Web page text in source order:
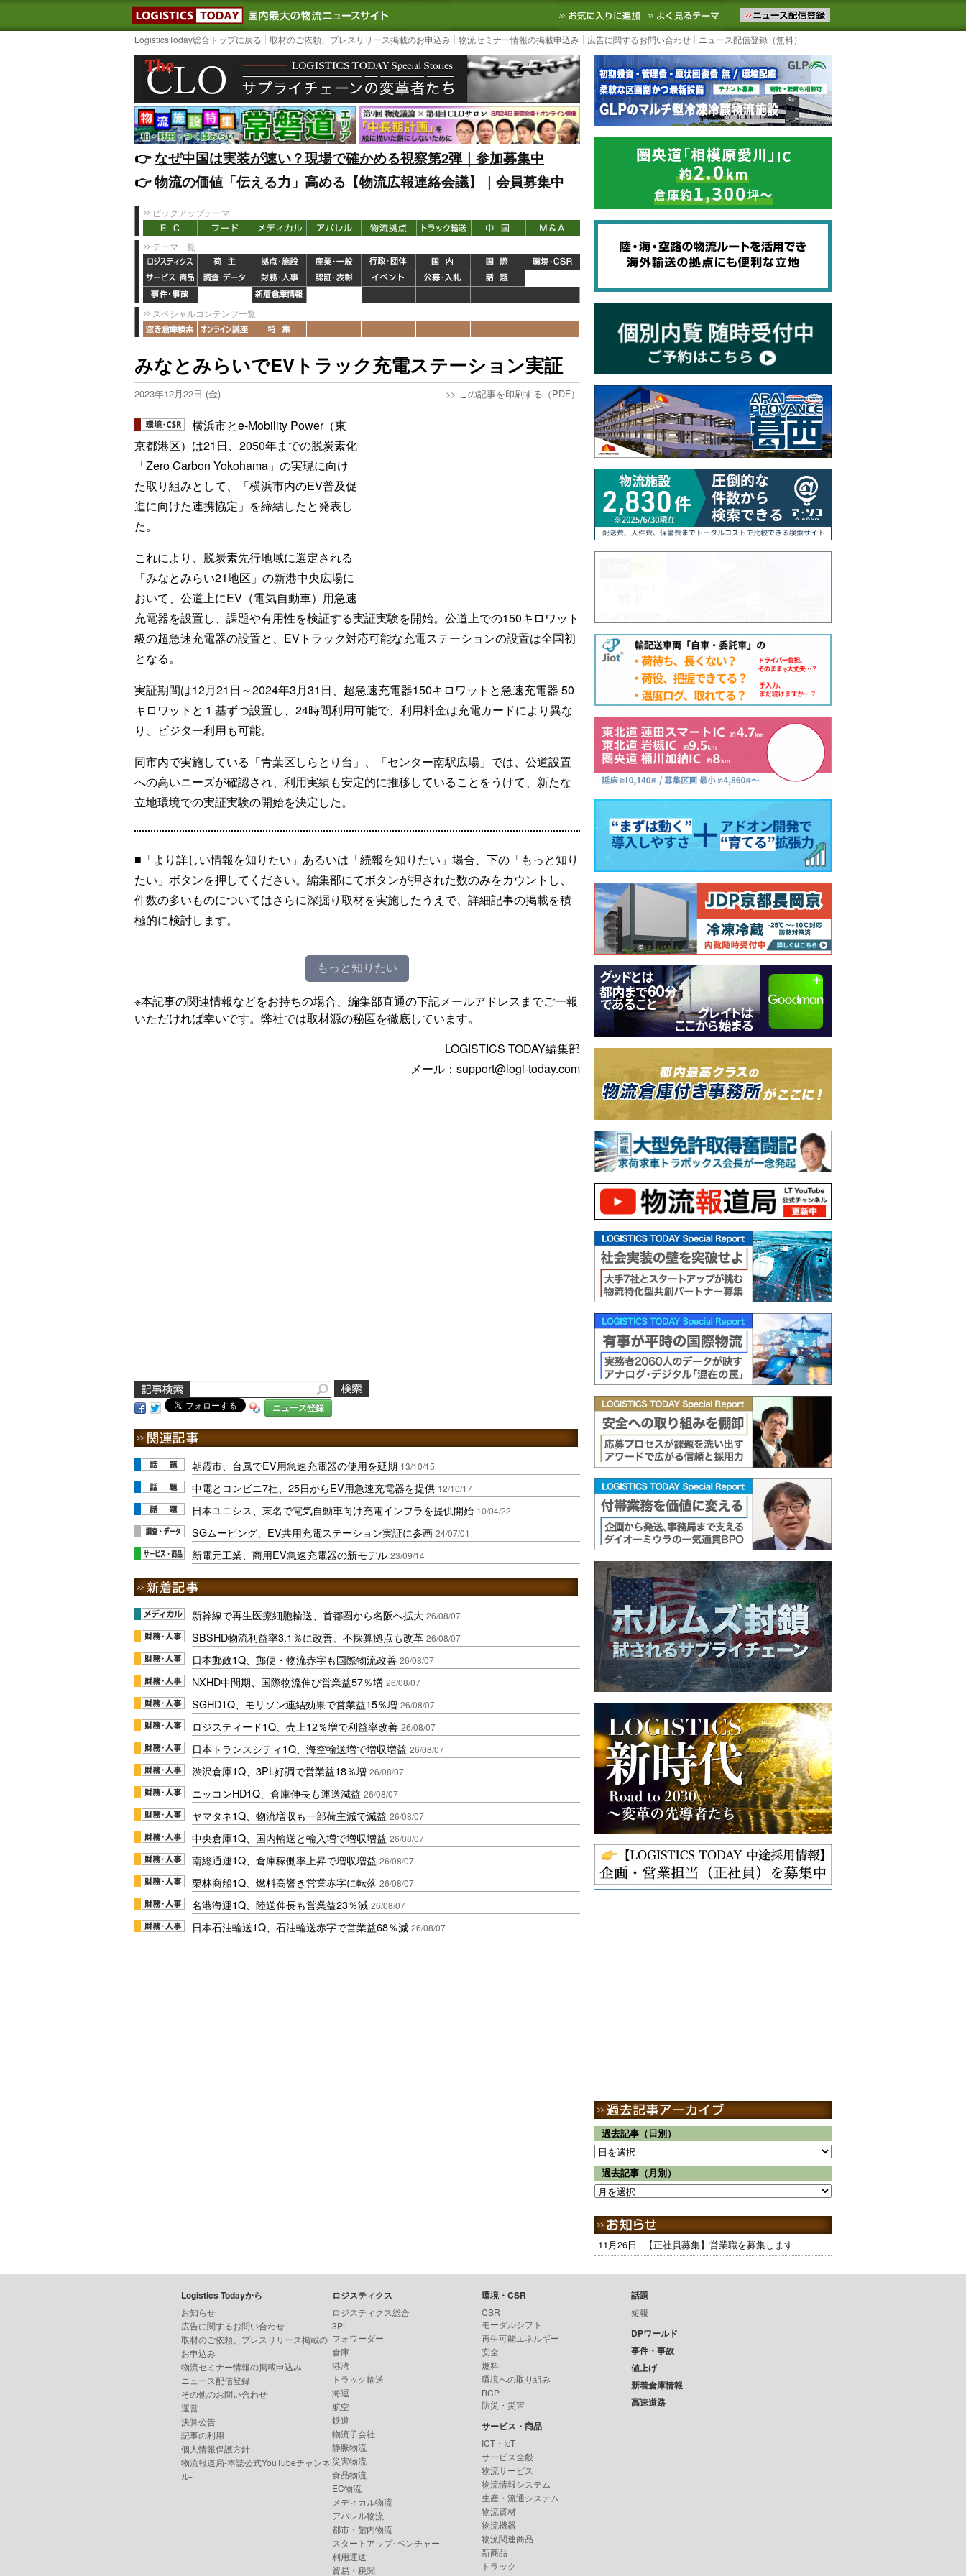
LOGISTICS TODAY｜国内最大の物流ニュースサイト3PL, SCMなど国内外の最新の物流ニュースをお届けします。物流ニュースメール配信を登録す
お気に入りに追加 よく見るテーマ
LogisticsToday総合トップに戻る 取材のご依頼、プレスリリース掲載のお申込み 物流セミナー情報の掲載申込み 広告に関するお問い合わせ ニュース配信登録（無料）
👉️なぜ中国は実装が速い？現場で確かめる視察第2弾｜参加募集中
👉️物流の価値「伝える力」高める【物流広報連絡会議】｜会員募集中
ピックアップテーマ
テーマ一覧
スペシャルコンテンツ一覧
みなとみらいでEVトラック充電ステーション実証
2023年12月22日 (金) >> この記事を印刷する（PDF）
横浜市とe-Mobility Power（東
京都港区）は21日、2050年までの脱炭素化
「Zero Carbon Yokohama」の実現に向け
た取り組みとして、「横浜市内のEV普及促
進に向けた連携協定」を締結したと発表し
た。
これにより、脱炭素先行地域に選定される
「みなとみらい21地区」の新港中央広場に
おいて、公道上にEV（電気自動車）用急速
充電器を設置し、課題や有用性を検証する実証実験を開始。公道上での150キロワット
級の超急速充電器の設置と、EVトラック対応可能な充電ステーションの設置は全国初
となる。
実証期間は12月21日～2024年3月31日、超急速充電器150キロワットと急速充電器 50
キロワットと１基ずつ設置し、24時間利用可能で、利⽤料⾦は充電カードにより異な
り、ビジター利用も可能。
同市内で実施している「⻘葉区しらとり台」、「センター南駅広場」では、公道設置
への⾼いニーズが確認され、利⽤実績も安定的に推移していることをうけて、新たな
立地環境での実証実験の開始を決定した。
■「より詳しい情報を知りたい」あるいは「続報を知りたい」場合、下の「もっと知り
たい」ボタンを押してください。編集部にてボタンが押された数のみをカウントし、
件数の多いものについてはさらに深掘り取材を実施したうえで、詳細記事の掲載を積
極的に検討します。
もっと知りたい
※本記事の関連情報などをお持ちの場合、編集部直通の下記メールアドレスまでご一報
いただければ幸いです。弊社では取材源の秘匿を徹底しています。
LOGISTICS TODAY編集部
メール：support@logi-today.com
ニュース登録
朝霞市、台風でEV用急速充電器の使用を延期 13/10/15
中電とコンビニ7社、25日からEV用急速充電器を提供 12/10/17
日本ユニシス、東名で電気自動車向け充電インフラを提供開始 10/04/22
SGムービング、EV共用充電ステーション実証に参画 24/07/01
新電元工業、商用EV急速充電器の新モデル 23/09/14
新幹線で再生医療細胞輸送、首都圏から名阪へ拡大 26/08/07
SBSHD物流利益率3.1％に改善、不採算拠点も改革 26/08/07
日本郵政1Q、郵便・物流赤字も国際物流改善 26/08/07
NXHD中間期、国際物流伸び営業益57％増 26/08/07
SGHD1Q、モリソン連結効果で営業益15％増 26/08/07
ロジスティード1Q、売上12％増で利益率改善 26/08/07
日本トランスシティ1Q、海空輸送増で増収増益 26/08/07
渋沢倉庫1Q、3PL好調で営業益18％増 26/08/07
ニッコンHD1Q、倉庫伸長も運送減益 26/08/07
ヤマタネ1Q、物流増収も一部荷主減で減益 26/08/07
中央倉庫1Q、国内輸送と輸入増で増収増益 26/08/07
南総通運1Q、倉庫稼働率上昇で増収増益 26/08/07
栗林商船1Q、燃料高響き営業赤字に転落 26/08/07
名港海運1Q、陸送伸長も営業益23％減 26/08/07
日本石油輸送1Q、石油輸送赤字で営業益68％減 26/08/07
過去記事（日別）
過去記事（月別）
11月26日 【正社員募集】営業職を募集します
Logistics Todayから
お知らせ
広告に関するお問い合わせ
取材のご依頼、プレスリリース掲載の
お申込み
物流セミナー情報の掲載申込み
ニュース配信登録
その他のお問い合わせ
運営
決算公告
記事の利用
個人情報保護方針
物流報道局-本誌公式YouTubeチャンネ
ル-
ロジスティクス
ロジスティクス総合
3PL
フォワーダー
倉庫
港湾
トラック輸送
海運
航空
鉄道
物流子会社
静脈物流
災害物流
食品物流
EC物流
メディカル物流
アパレル物流
都市・館内物流
スタートアップ･ベンチャー
利用運送
貿易・税関
環境・CSR
CSR
モーダルシフト
再生可能エネルギー
安全
燃料
環境への取り組み
BCP
防災・災害
サービス・商品
ICT・IoT
サービス全般
物流サービス
物流情報システム
生産・流通システム
物流資材
物流機器
物流関連商品
新商品
トラック
話題
短報
DPワールド
事件・事故
値上げ
新着倉庫情報
高速道路